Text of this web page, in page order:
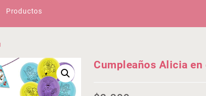
Productos
Cumpleaños Alicia